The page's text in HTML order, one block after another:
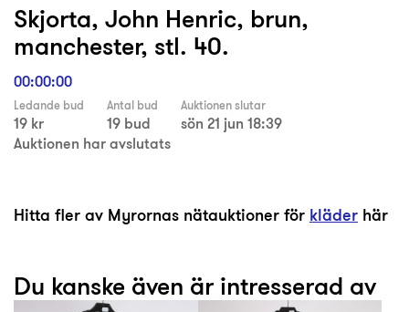
Skjorta, John Henric, brun,
manchester, stl. 40.
00:00:00
Ledande bud
19 kr
Antal bud
19 bud
Auktionen slutar
sön 21 jun 18:39
Auktionen har avslutats
Hitta fler av Myrornas nätauktioner för kläder här
Du kanske även är intresserad av